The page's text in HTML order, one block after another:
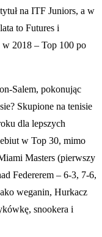
na ITF Juniors, a w
to Futures i
w 2018 – Top 100 po
Salem, pokonując
Skupione na tenisie
dla lepszych
w Top 30, mimo
Masters (pierwszy
Federerem – 6-3, 7-6,
weganin, Hurkacz
snookera i